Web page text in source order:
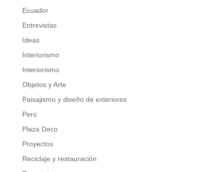
Ecuador
Entrevistas
Ideas
Interiorismo
Interiorismo
Objetos y Arte
Paisajismo y diseño de exteriores
Perú
Plaza Deco
Proyectos
Reciclaje y restauración